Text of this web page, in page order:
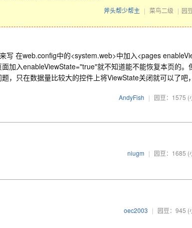
斧头帮少帮主 | 菜鸟二级 | 园
写 在web.config中的<system.web>中加入<pages
加入enableViewState="true"就不知道能不能恢复本页的。
，只在数据量比较大的控件上将ViewState关闭就可以了吧
AndyFish | 园豆：1575 (
niugm | 园豆：1685 (
oec2003 | 园豆：945 (